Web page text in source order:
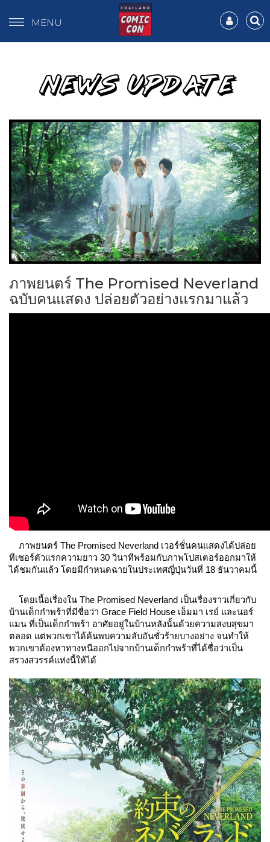
MENU
NEWS UPDATE
ภาพยนตร์ The Promised Neverland
ฉบับคนแสดง ปล่อยตัวอย่างแรกมาแล้ว
ภาพยนตร์ The Promised Neverland เวอร์ชั่นคนแสดงได้ปล่อย
ทีเซอร์ตัวแรกความยาว 30 วินาทีพร้อมกับภาพโปสเตอร์ออกมาให้
ได้ชมกันแล้ว โดยมีกำหนดฉายในประเทศญี่ปุ่นวันที่ 18 ธันวาคมนี้
โดยเนื้อเรื่องใน The Promised Neverland เป็นเรื่องราวเกี่ยวกับ
บ้านเด็กกำพร้าที่มีชื่อว่า Grace Field House เอ็มมา เรย์ และนอร์
แมน ที่เป็นเด็กกำพร้า อาศัยอยู่ในบ้านหลังนั้นด้วยความสงบสุขมา
ตลอด แต่พวกเขาได้ค้นพบความลับอันชั่วร้ายบางอย่าง จนทำให้
พวกเขาต้องหาทางหนีออกไปจากบ้านเด็กกำพร้าที่ได้ชื่อว่าเป็น
สรวงสวรรค์แห่งนี้ให้ได้